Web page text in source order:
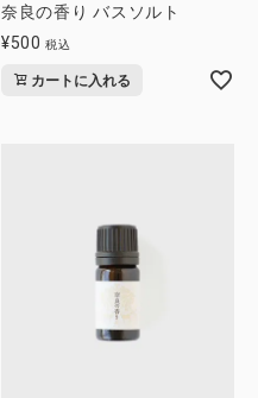
奈良の香り バスソルト
¥500 税込
カートに入れる